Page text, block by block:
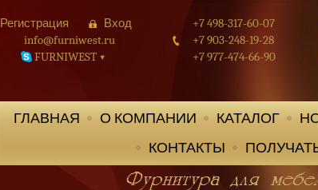
Регистрация
Вход
info@furniwest.ru
FURNIWEST ▾
+7 498-317-60-07
+7 903-248-19-28
+7 977-474-66-90
ГЛАВНАЯ О КОМПАНИИ КАТАЛОГ
КОНТАКТЫ